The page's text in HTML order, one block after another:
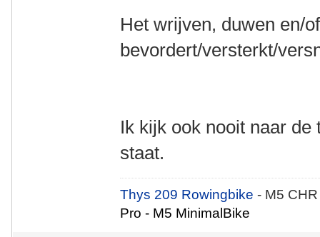
Het wrijven, duwen en/
bevordert/versterkt/
Ik kijk ook nooit naar
staat.
Thys 209 Rowingbike- M5
Pro - M5 MinimalBike